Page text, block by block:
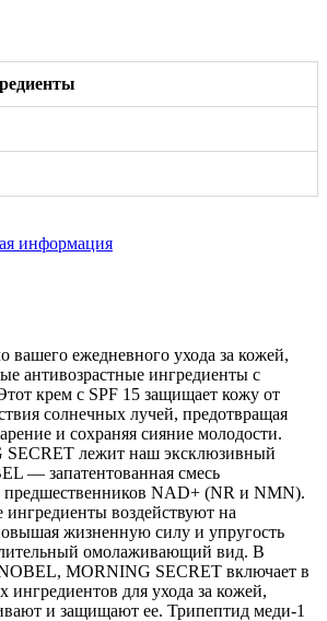
информация
вашего ежедневного ухода за кожей,
антивозрастные ингредиенты с
крем с SPF 15 защищает кожу от
солнечных лучей, предотвращая
и сохраняя сияние молодости.
лежит наш эксклюзивный
— запатентованная смесь
предшественников NAD+ (NR и NMN).
воздействуют на
жизненную силу и упругость
омолаживающий вид. В
MORNING SECRET включает в
ингредиентов для ухода за кожей,
и защищают ее. Трипептид меди-1